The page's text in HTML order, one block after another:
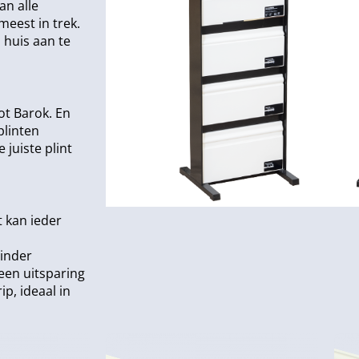
alle
in trek.
aan te
Barok. En
juiste plint
kan ieder
uitsparing
ideaal in